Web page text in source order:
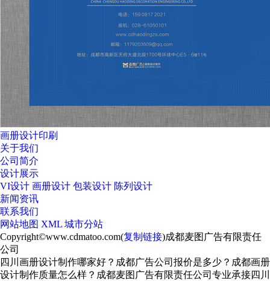
画册设计印刷
关于我们
公司简介
设计展示
VI设计 画册设计 包装设计 陈列设计
新闻资讯
联系我们
网站地图 XML 城市分站
Copyright©www.cdmatoo.com(复制链接)成都麦图广告有限责任
公司
四川画册设计制作哪家好？成都广告公司报价是多少？成都画册
设计制作质量怎么样？成都麦图广告有限责任公司专业承接四川